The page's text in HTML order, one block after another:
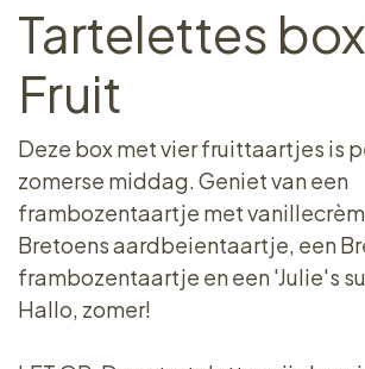
Tartelettes
Fruit
Deze box met vier fruittaartjes is
zomerse middag. Geniet van een
frambozentaartje met
Bretoens aardbeientaartje, een
frambozentaartje en een 'Julie's
Hallo, zomer!